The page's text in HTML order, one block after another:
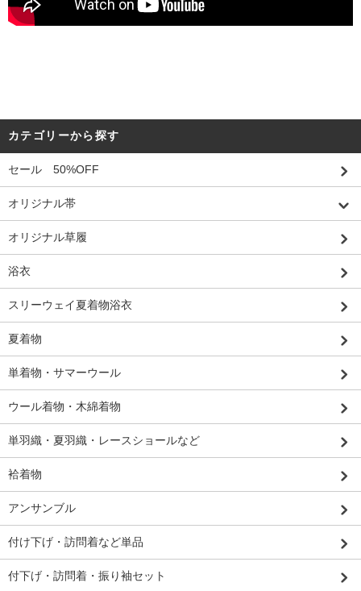
カテゴリーから探す
セール 50%OFF
オリジナル帯
オリジナル草履
浴衣
スリーウェイ夏着物浴衣
夏着物
単着物・サマーウール
ウール着物・木綿着物
単羽織・夏羽織・レースショールなど
袷着物
アンサンブル
付け下げ・訪問着など単品
付下げ・訪問着・振り袖セット